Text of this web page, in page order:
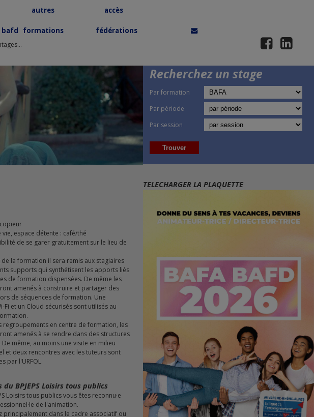
autres
formations
accès
fédérations
Recherchez un stage
Par formation
Par période
Par session
vie, espace détente : café/thé
la formation il sera remis aux stagiaires
supports qui synthétisent les apports liés
de formation dispensées. De même les
amenés à construire et partager des
de séquences de formation. Une
Fi et un Cloud sécurisés sont utilisés au
regroupements en centre de formation, les
amenés à se rendre dans des structures
De même, au moins une visite en milieu
et deux rencontres avec les tuteurs sont
par l'URFOL.
du BPJEPS Loisirs tous publics
Loisirs tous publics vous êtes reconnu·e
de l'animation.
principalement dans le cadre associatif ou
TELECHARGER LA PLAQUETTE